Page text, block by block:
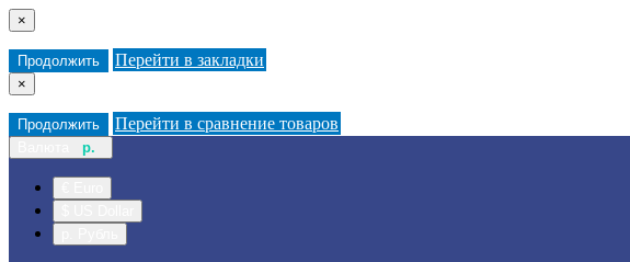
×
Продолжить Перейти в закладки
×
Продолжить Перейти в сравнение товаров
р.